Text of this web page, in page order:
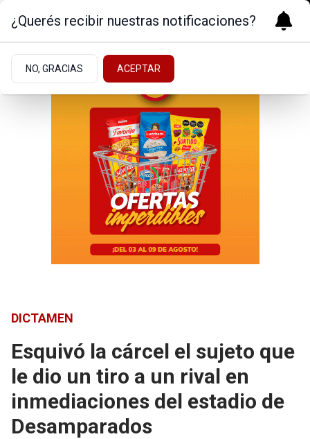
DICTAMEN
Esquivó la cárcel el sujeto que
le dio un tiro a un rival en
inmediaciones del estadio de
Desamparados
¿Querés recibir nuestras notificaciones?
NO, GRACIAS ACEPTAR